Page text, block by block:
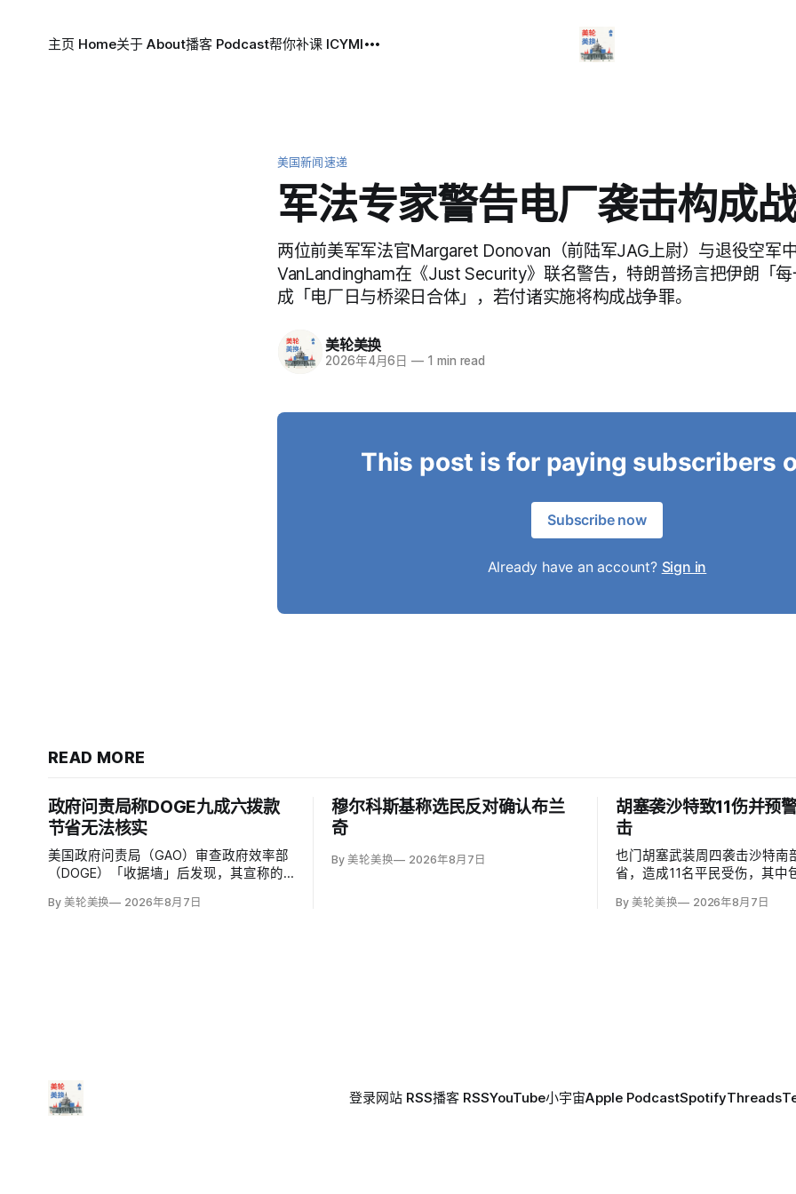
主页 Home关于 About播客 Podcast帮你补课 ICYMI
美国新闻速递
军法专家警告电厂袭击构成
两位前美军军法官Margaret Donovan（前陆军JAG上尉）与退役空军
VanLandingham在《Just Security》联名警告，特朗普扬言把伊朗「
成「电厂日与桥梁日合体」，若付诸实施将构成战争罪。
美轮美换
2026年4月6日 — 1 min read
This post is for paying subscribers
Subscribe now
Already have an account? Sign in
READ MORE
政府问责局称DOGE九成六拨款
节省无法核实
美国政府问责局（GAO）审查政府效率部
（DOGE）「收据墙」后发现，其宣称的
274亿美元节省的2503份合同并未采取终
By 美轮美换 2026年8月7日
穆尔科斯基称选民反对确认布兰
奇
By 美轮美换 2026年8月7日
胡塞袭沙特致11伤并预
击
也门胡塞武装周四袭击沙特南
省，造成11名平民受伤，其中
图尔基·马利基（Turki al-
By 美轮美换 2026年8月7日
登录网站 RSS播客 RSSYouTube小宇宙Apple PodcastSpotifyThreads